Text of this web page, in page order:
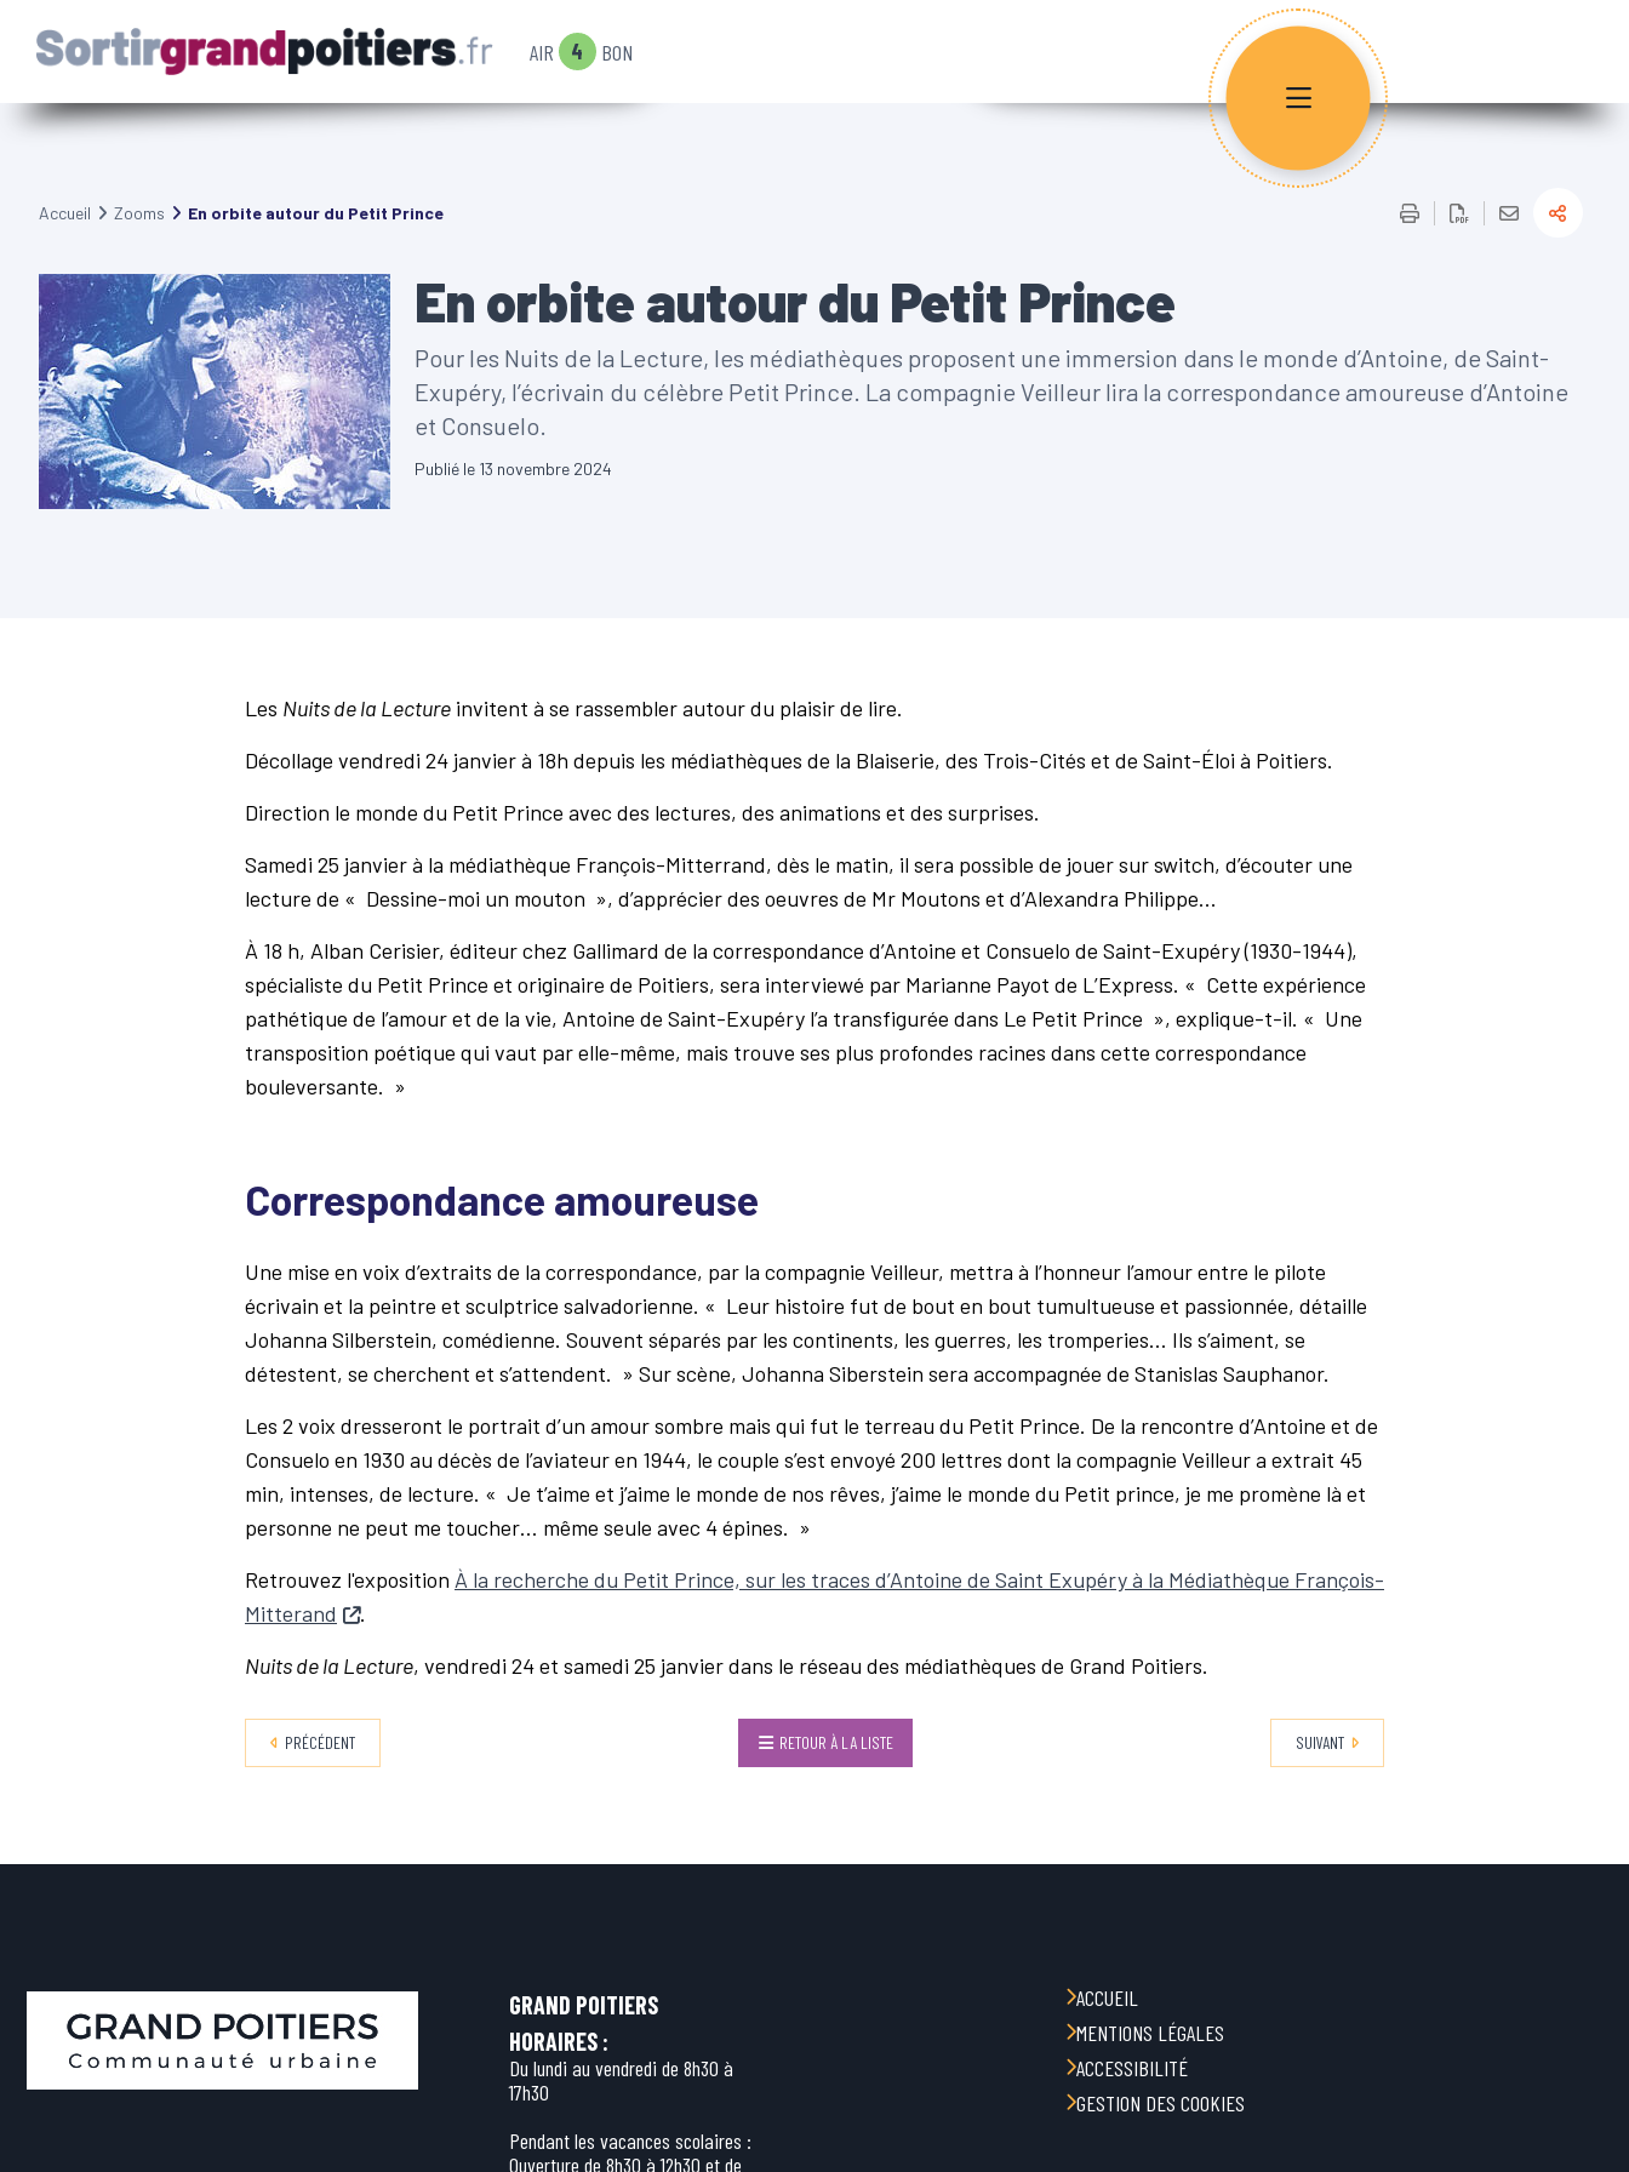
AIR 4 BON
Accueil Zooms En orbite autour du Petit Prince
En orbite autour du Petit Prince
Pour les Nuits de la Lecture, les médiathèques proposent une immersion dans le monde d’Antoine, de Saint-
Exupéry, l’écrivain du célèbre Petit Prince. La compagnie Veilleur lira la correspondance amoureuse d’Antoine
et Consuelo.
Publié le 13 novembre 2024
Les Nuits de la Lecture invitent à se rassembler autour du plaisir de lire.
Décollage vendredi 24 janvier à 18h depuis les médiathèques de la Blaiserie, des Trois-Cités et de Saint-Éloi à Poitiers.
Direction le monde du Petit Prince avec des lectures, des animations et des surprises.
Samedi 25 janvier à la médiathèque François-Mitterrand, dès le matin, il sera possible de jouer sur switch, d’écouter une
lecture de « Dessine-moi un mouton », d’apprécier des oeuvres de Mr Moutons et d’Alexandra Philippe...
À 18 h, Alban Cerisier, éditeur chez Gallimard de la correspondance d’Antoine et Consuelo de Saint-Exupéry (1930-1944),
spécialiste du Petit Prince et originaire de Poitiers, sera interviewé par Marianne Payot de L’Express. « Cette expérience
pathétique de l’amour et de la vie, Antoine de Saint-Exupéry l’a transfigurée dans Le Petit Prince », explique-t-il. « Une
transposition poétique qui vaut par elle-même, mais trouve ses plus profondes racines dans cette correspondance
bouleversante. »
Correspondance amoureuse
Une mise en voix d’extraits de la correspondance, par la compagnie Veilleur, mettra à l’honneur l’amour entre le pilote
écrivain et la peintre et sculptrice salvadorienne. « Leur histoire fut de bout en bout tumultueuse et passionnée, détaille
Johanna Silberstein, comédienne. Souvent séparés par les continents, les guerres, les tromperies… Ils s’aiment, se
détestent, se cherchent et s’attendent. » Sur scène, Johanna Siberstein sera accompagnée de Stanislas Sauphanor.
Les 2 voix dresseront le portrait d’un amour sombre mais qui fut le terreau du Petit Prince. De la rencontre d’Antoine et de
Consuelo en 1930 au décès de l’aviateur en 1944, le couple s’est envoyé 200 lettres dont la compagnie Veilleur a extrait 45
min, intenses, de lecture. « Je t’aime et j’aime le monde de nos rêves, j’aime le monde du Petit prince, je me promène là et
personne ne peut me toucher… même seule avec 4 épines. »
Retrouvez l'exposition À la recherche du Petit Prince, sur les traces d’Antoine de Saint Exupéry à la Médiathèque François-
Mitterand
.
Nuits de la Lecture, vendredi 24 et samedi 25 janvier dans le réseau des médiathèques de Grand Poitiers.
PRÉCÉDENT RETOUR À LA LISTE SUIVANT
GRAND POITIERS
HORAIRES :
Du lundi au vendredi de 8h30 à
17h30
Pendant les vacances scolaires :
Ouverture de 8h30 à 12h30 et de
ACCUEIL
MENTIONS LÉGALES
ACCESSIBILITÉ
GESTION DES COOKIES